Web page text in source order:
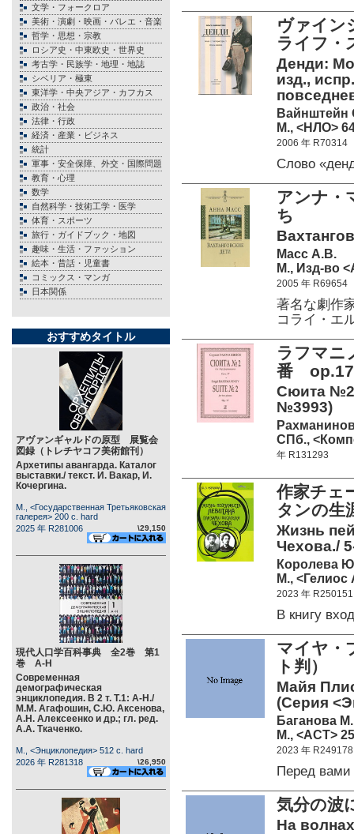
文学・フォークロア
美術・演劇・映画・バレエ・音楽
哲学・思想・宗教
ロシア史・中東欧史・世界史
考古学・民族学・地理・地誌
シベリア・極東
東洋学・中央アジア・カフカス
政治・社会
法律・行政
経済・産業・ビジネス
統計
軍事・安全保障、外交・国際問題
教育・心理
数学
自然科学・技術工学・医学
体育・スポーツ
旅行・ガイドブック・地図
趣味・生活・ファッション
絵本・昔話・児童書
コミックス・マンガ
日本関係
おすすめタイトル
アヴァンギャルドの原型 展覧会
図録（トレチヤコフ美術館刊）
Архетипы авангарда. Каталог
выставки./ текст. И. Вакар, И.
Кочергина.
М., <Государственная Третьяковская
галерея> 200 c. hard
2025 年 R281006
\29,150
現代人口学百科事典 全2巻 第1
巻 А-Н
Современная
демографическая
энциклопедия. В 2 т. Т.1: А-Н./
М.М. Агафошин, С.Ю. Аксенова,
А.Н. Алексеенко и др.; гл. ред.
А.А. Ткаченко.
М., <Энциклопедия> 512 c. hard
2026 年 R281318
\26,950
ヴァイン
ライフ
Денди:
изд.,
Вайнштейн
М., <НЛО>
2006 年 R70314
Слово
アンナ・
ち
Масс А.В.
М., Изд-во
2005 年 R69654
著名な劇作
コライ・エ
ラフマニ
番 op.17
Сюита №2
№3993)
СПб.,
年 R131293
作家チェ
タンの
Жизнь
Чехова./
Королева
М., <Гелиос
2023 年 R250151
В книгу
マイヤ・
ト判）
Майя
(Серия
Баганова М.
М., <АСТ>
2023 年 R249178
Перед
気分の波
На